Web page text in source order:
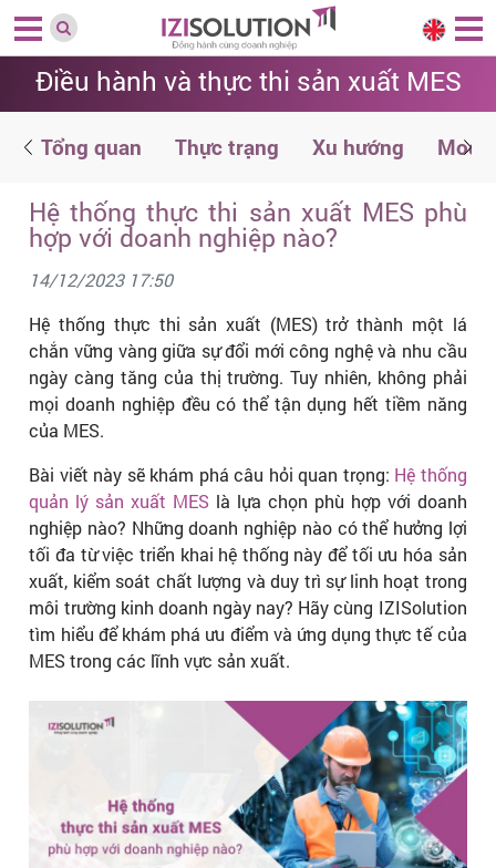
Điều hành và thực thi sản xuất MES
Tổng quan Thực trạng Xu hướng
Hệ thống thực thi sản xuất MES phù
hợp với doanh nghiệp nào?
14/12/2023 17:50
Hệ thống thực thi sản xuất (MES) trở thành một lá
chắn vững vàng giữa sự đổi mới công nghệ và nhu cầu
ngày càng tăng của thị trường. Tuy nhiên, không phải
mọi doanh nghiệp đều có thể tận dụng hết tiềm năng
của MES.
Bài viết này sẽ khám phá câu hỏi quan trọng: Hệ thống
quản lý sản xuất MES là lựa chọn phù hợp với doanh
nghiệp nào? Những doanh nghiệp nào có thể hưởng lợi
tối đa từ việc triển khai hệ thống này để tối ưu hóa sản
xuất, kiểm soát chất lượng và duy trì sự linh hoạt trong
môi trường kinh doanh ngày nay? Hãy cùng IZISolution
tìm hiểu để khám phá ưu điểm và ứng dụng thực tế của
MES trong các lĩnh vực sản xuất.